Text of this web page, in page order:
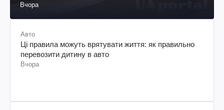
Вчора
Авто
Ці правила можуть врятувати життя: як правильно
перевозити дитину в авто
Вчора